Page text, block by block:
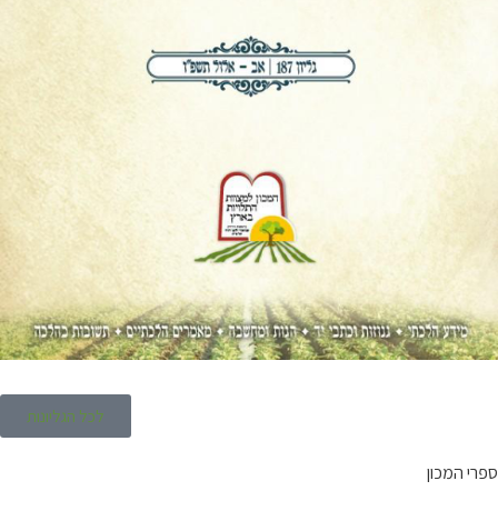
לכל הגליונות
ספרי המכון